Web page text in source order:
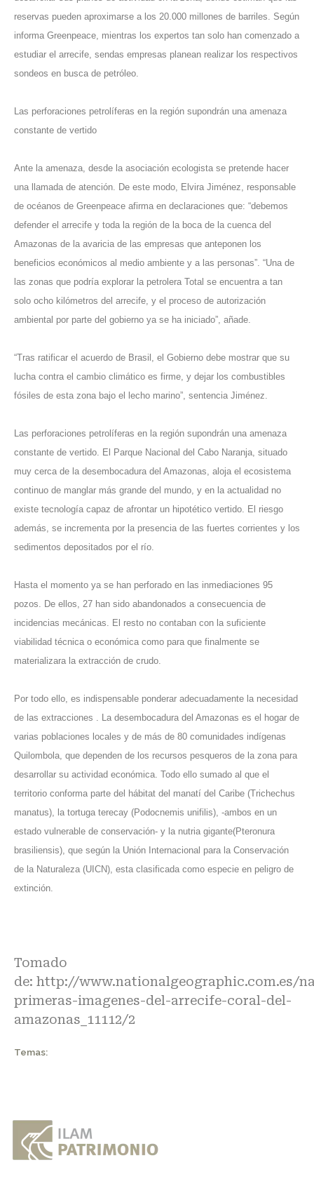
reservas pueden aproximarse a los 20.000 millones de barriles. Según
informa Greenpeace, mientras los expertos tan solo han comenzado a
estudiar el arrecife, sendas empresas planean realizar los respectivos
sondeos en busca de petróleo.
Las perforaciones petrolíferas en la región supondrán una amenaza
constante de vertido
Ante la amenaza, desde la asociación ecologista se pretende hacer
una llamada de atención. De este modo, Elvira Jiménez, responsable
de océanos de Greenpeace afirma en declaraciones que: “debemos
defender el arrecife y toda la región de la boca de la cuenca del
Amazonas de la avaricia de las empresas que anteponen los
beneficios económicos al medio ambiente y a las personas”. “Una de
las zonas que podría explorar la petrolera Total se encuentra a tan
solo ocho kilómetros del arrecife, y el proceso de autorización
ambiental por parte del gobierno ya se ha iniciado”, añade.
“Tras ratificar el acuerdo de Brasil, el Gobierno debe mostrar que su
lucha contra el cambio climático es firme, y dejar los combustibles
fósiles de esta zona bajo el lecho marino”, sentencia Jiménez.
Las perforaciones petrolíferas en la región supondrán una amenaza
constante de vertido. El Parque Nacional del Cabo Naranja, situado
muy cerca de la desembocadura del Amazonas, aloja el ecosistema
continuo de manglar más grande del mundo, y en la actualidad no
existe tecnología capaz de afrontar un hipotético vertido. El riesgo
además, se incrementa por la presencia de las fuertes corrientes y los
sedimentos depositados por el río.
Hasta el momento ya se han perforado en las inmediaciones 95
pozos. De ellos, 27 han sido abandonados a consecuencia de
incidencias mecánicas. El resto no contaban con la suficiente
viabilidad técnica o económica como para que finalmente se
materializara la extracción de crudo.
Por todo ello, es indispensable ponderar adecuadamente la necesidad
de las extracciones . La desembocadura del Amazonas es el hogar de
varias poblaciones locales y de más de 80 comunidades indígenas
Quilombola, que dependen de los recursos pesqueros de la zona para
desarrollar su actividad económica. Todo ello sumado al que el
territorio conforma parte del hábitat del manatí del Caribe (Trichechus
manatus), la tortuga terecay (Podocnemis unifilis), -ambos en un
estado vulnerable de conservación- y la nutria gigante(Pteronura
brasiliensis), que según la Unión Internacional para la Conservación
de la Naturaleza (UICN), esta clasificada como especie en peligro de
extinción.
Tomado
de: http://www.nationalgeographic.com.es/
primeras-imagenes-del-arrecife-coral-del-
amazonas_11112/2
Temas: